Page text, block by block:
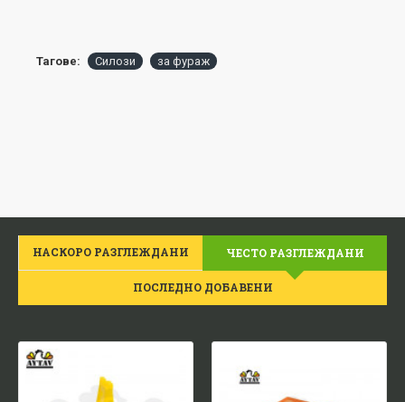
Тагове: Силози за фураж
НАСКОРО РАЗГЛЕЖДАНИ ЧЕСТО РАЗГЛЕЖДАНИ
ПОСЛЕДНО ДОБАВЕНИ